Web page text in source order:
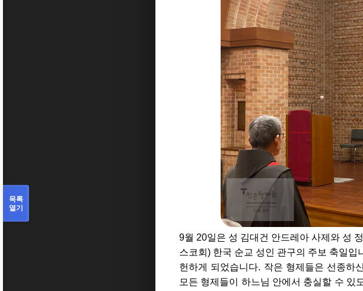
9월 20일은 성 김대건 안드레아 사제와 성
스코회) 한국 순교 성인 관구의 주보 축일
헌하게 되었습니다. 작은 형제들은 선종하
모든 형제들이 하느님 안에서 충실할 수 있
목록
열기